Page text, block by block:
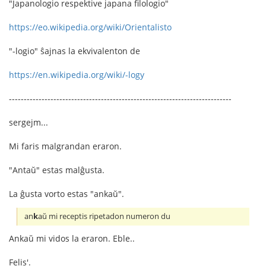
"Japanologio respektive japana filologio"
https://eo.wikipedia.org/wiki/Orientalisto
"-logio" ŝajnas la ekvivalenton de
https://en.wikipedia.org/wiki/-logy
---------------------------------------------------------------------------
sergejm...
Mi faris malgrandan eraron.
"Antaŭ" estas malĝusta.
La ĝusta vorto estas "ankaŭ".
ankaŭ mi receptis ripetadon numeron du
Ankaŭ mi vidos la eraron. Eble..
Felis'.